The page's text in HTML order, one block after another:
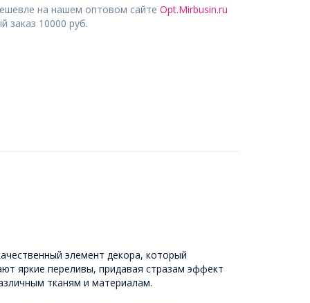
на нашем оптовом сайте Opt.Mirbusin.ru
заказ 10000 руб.
элемент декора, который
яркие переливы, придавая стразам эффект
тканям и материалам.